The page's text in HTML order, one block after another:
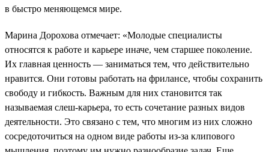
в быстро меняющемся мире.
Марина Дорохова отмечает: «Молодые специалисты
относятся к работе и карьере иначе, чем старшее поколение.
Их главная ценность — заниматься тем, что действительно
нравится. Они готовы работать на фрилансе, чтобы сохранить
свободу и гибкость. Важным для них становится так
называемая слеш-карьера, то есть сочетание разных видов
деятельности. Это связано с тем, что многим из них сложно
сосредоточиться на одном виде работы из-за клипового